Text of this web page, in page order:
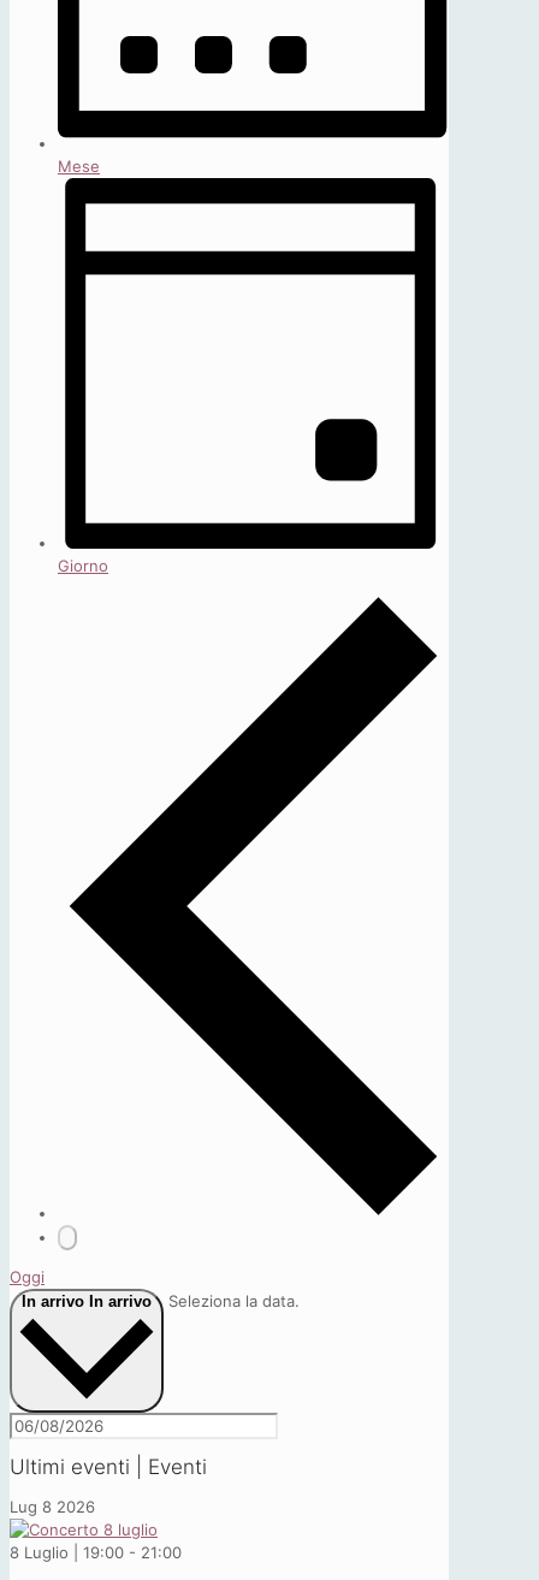
Mese
Giorno
Oggi
In arrivo In arrivo Seleziona la data.
Ultimi eventi | Eventi
Lug 8 2026
8 Luglio | 19:00 - 21:00